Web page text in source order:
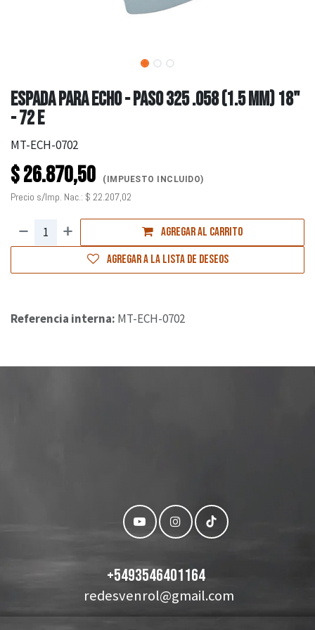
ESPADA PARA ECHO - PASO 325 .058 (1.5 MM) 18"
- 72 E
MT-ECH-0702
$26.870,50 (IMPUESTO INCLUIDO)
Precio s/Imp. Nac.: $ 22.207,02
Agregar al carrito
Agregar a la lista de deseos
Referencia interna: MT-ECH-0702
+5493546401164
redesvenrol@gmail.com